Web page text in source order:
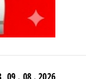
09 . 08 . 2026